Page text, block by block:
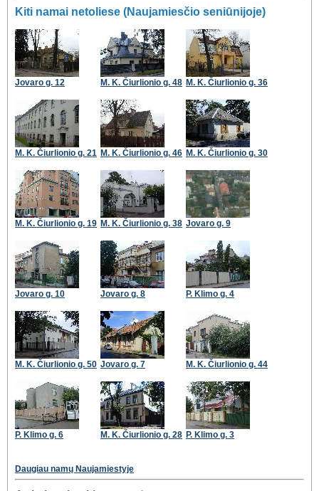
Kiti namai netoliese (Naujamiesčio seniūnijoje)
Jovaro g. 12 M. K. Čiurlionio g. 48 M. K. Čiurlionio g. 36
M. K. Čiurlionio g. 21 M. K. Čiurlionio g. 46 M. K. Čiurlionio g. 30
M. K. Čiurlionio g. 19 M. K. Čiurlionio g. 38 Jovaro g. 9
Jovaro g. 10 Jovaro g. 8 P. Klimo g. 4
M. K. Čiurlionio g. 50 Jovaro g. 7 M. K. Čiurlionio g. 44
P. Klimo g. 6 M. K. Čiurlionio g. 28 P. Klimo g. 3
Daugiau namų Naujamiestyje